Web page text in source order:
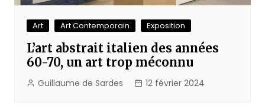
Art Art Contemporain Exposition
L’art abstrait italien des années
60-70, un art trop méconnu
Guillaume de Sardes 12 février 2024